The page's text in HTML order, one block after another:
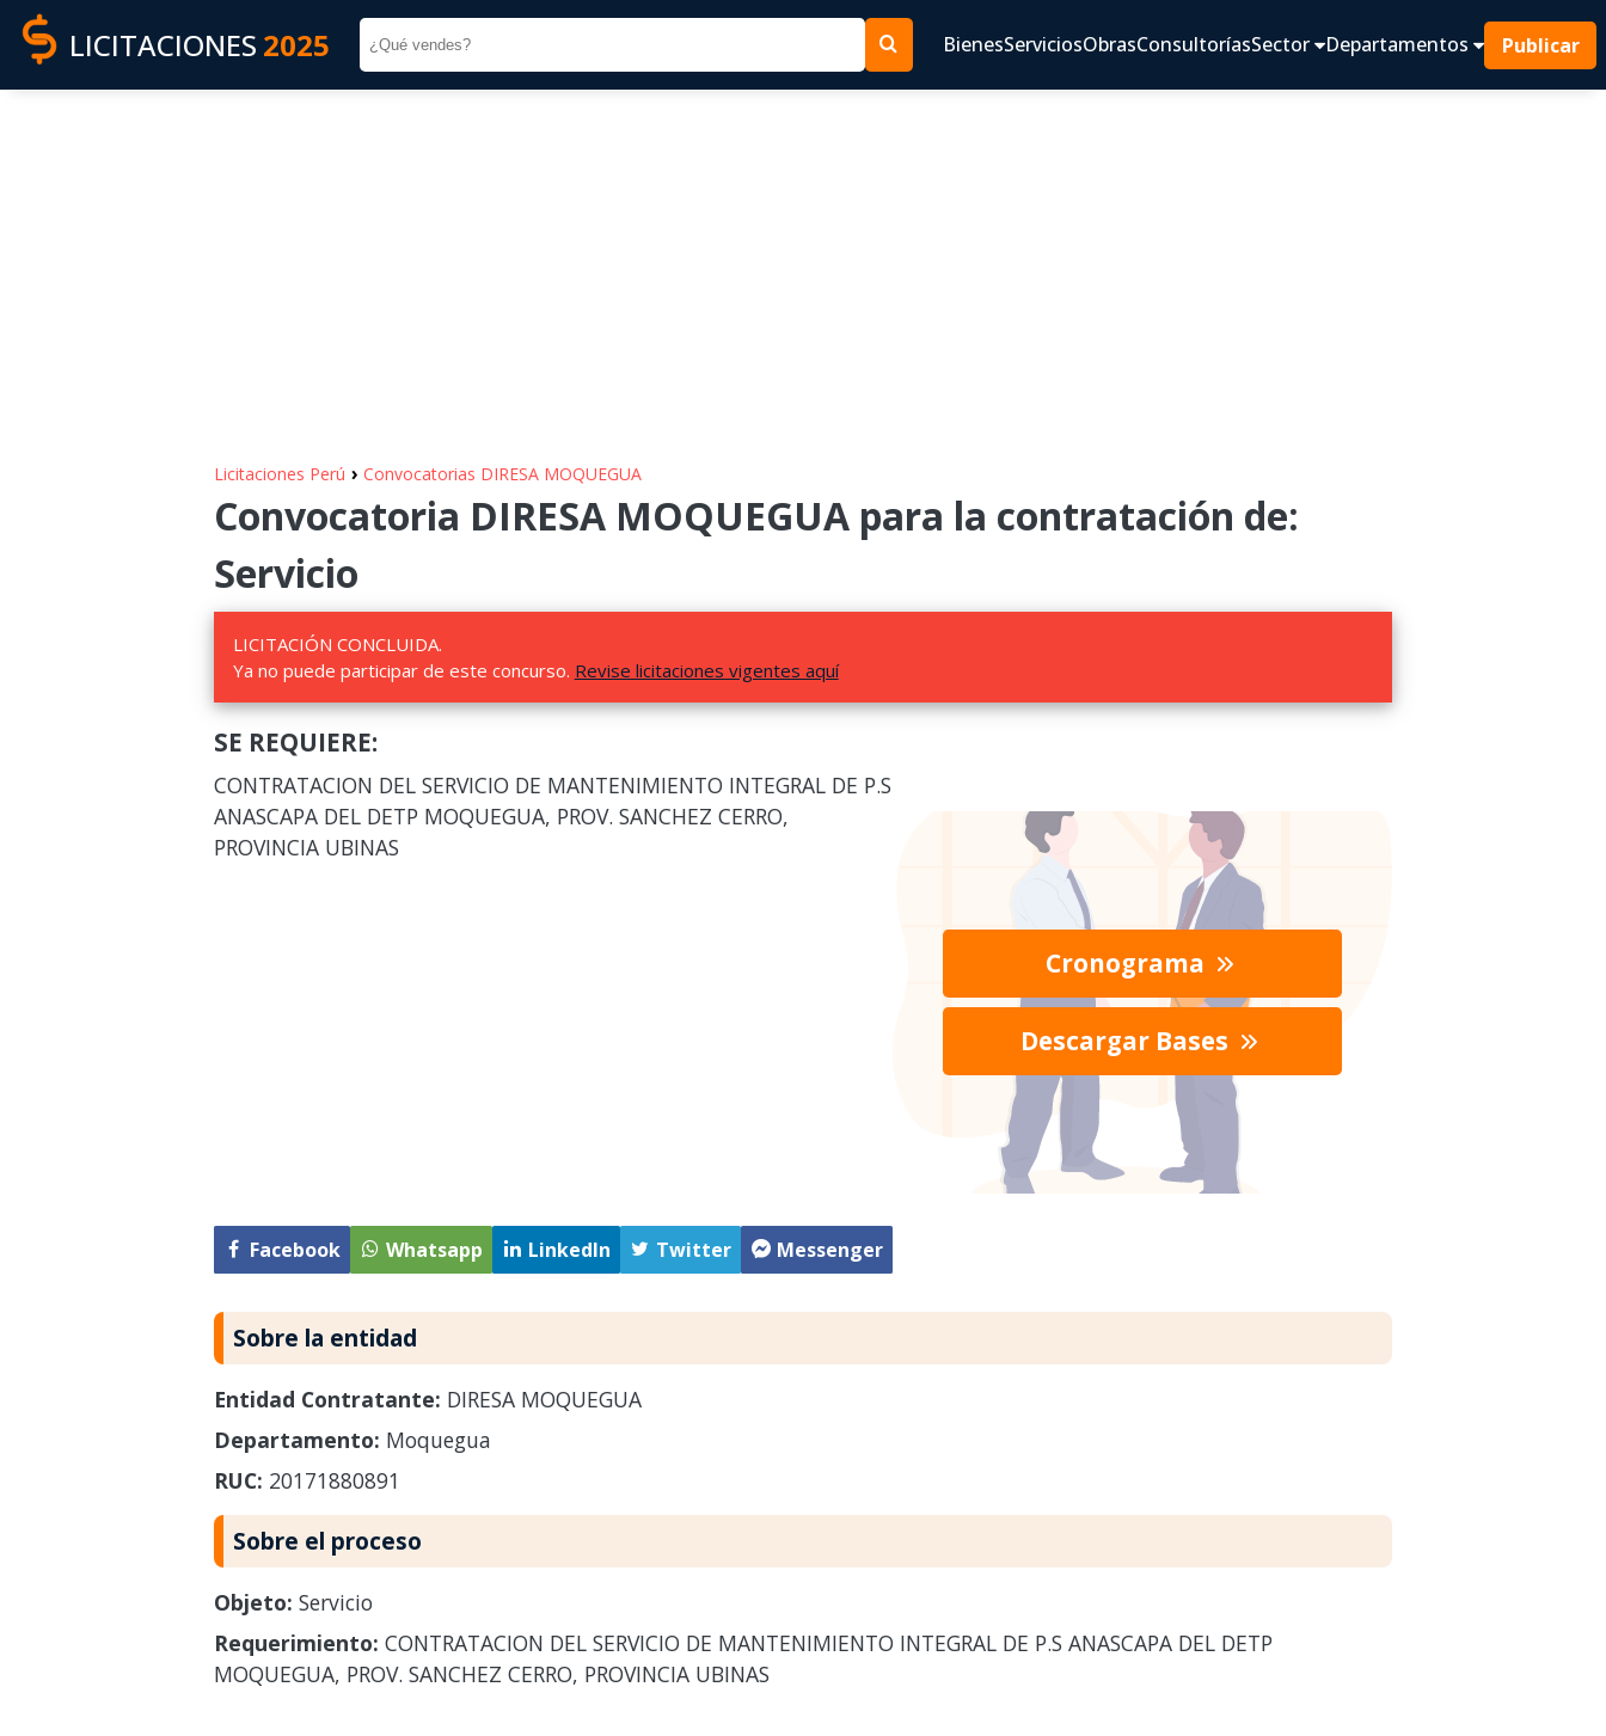
LICITACIONES 2025 BienesServiciosObrasConsultoríasSector Departamentos Publicar
Licitaciones Perú › Convocatorias DIRESA MOQUEGUA
Convocatoria DIRESA MOQUEGUA para la contratación de:
Servicio
LICITACIÓN CONCLUIDA.
Ya no puede participar de este concurso. Revise licitaciones vigentes aquí
SE REQUIERE:
CONTRATACION DEL SERVICIO DE MANTENIMIENTO INTEGRAL DE P.S
ANASCAPA DEL DETP MOQUEGUA, PROV. SANCHEZ CERRO,
PROVINCIA UBINAS
Facebook Whatsapp LinkedIn Twitter Messenger
Cronograma
Descargar Bases
Sobre la entidad
Entidad Contratante: DIRESA MOQUEGUA
Departamento: Moquegua
RUC: 20171880891
Sobre el proceso
Objeto: Servicio
Requerimiento: CONTRATACION DEL SERVICIO DE MANTENIMIENTO INTEGRAL DE P.S ANASCAPA DEL DETP
MOQUEGUA, PROV. SANCHEZ CERRO, PROVINCIA UBINAS